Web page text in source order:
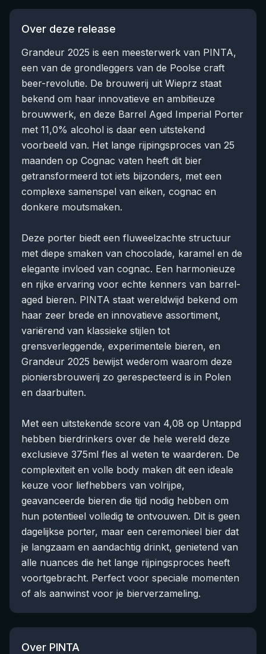
Over deze release
Grandeur 2025 is een meesterwerk van PINTA,
een van de grondleggers van de Poolse craft
beer-revolutie. De brouwerij uit Wieprz staat
bekend om haar innovatieve en ambitieuze
brouwwerk, en deze Barrel Aged Imperial Porter
met 11,0% alcohol is daar een uitstekend
voorbeeld van. Het lange rijpingsproces van 25
maanden op Cognac vaten heeft dit bier
getransformeerd tot iets bijzonders, met een
complexe samenspel van eiken, cognac en
donkere moutsmaken.
Deze porter biedt een fluweelzachte structuur
met diepe smaken van chocolade, karamel en de
elegante invloed van cognac. Een harmonieuze
en rijke ervaring voor echte kenners van barrel-
aged bieren. PINTA staat wereldwijd bekend om
haar zeer brede en innovatieve assortiment,
variërend van klassieke stijlen tot
grensverleggende, experimentele bieren, en
Grandeur 2025 bewijst wederom waarom deze
pioniersbrouwerij zo gerespecteerd is in Polen
en daarbuiten.
Met een uitstekende score van 4,08 op Untappd
hebben bierdrinkers over de hele wereld deze
exclusieve 375ml fles al weten te waarderen. De
complexiteit en volle body maken dit een ideale
keuze voor liefhebbers van volrijpe,
geavanceerde bieren die tijd nodig hebben om
hun potentieel volledig te ontvouwen. Dit is geen
dagelijkse porter, maar een ceremonieel bier dat
je langzaam en aandachtig drinkt, genietend van
alle nuances die het lange rijpingsproces heeft
voortgebracht. Perfect voor speciale momenten
of als aanwinst voor je bierverzameling.
Over PINTA